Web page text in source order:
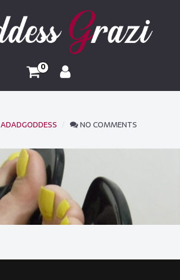
0
ADADGODDESS NO COMMENTS